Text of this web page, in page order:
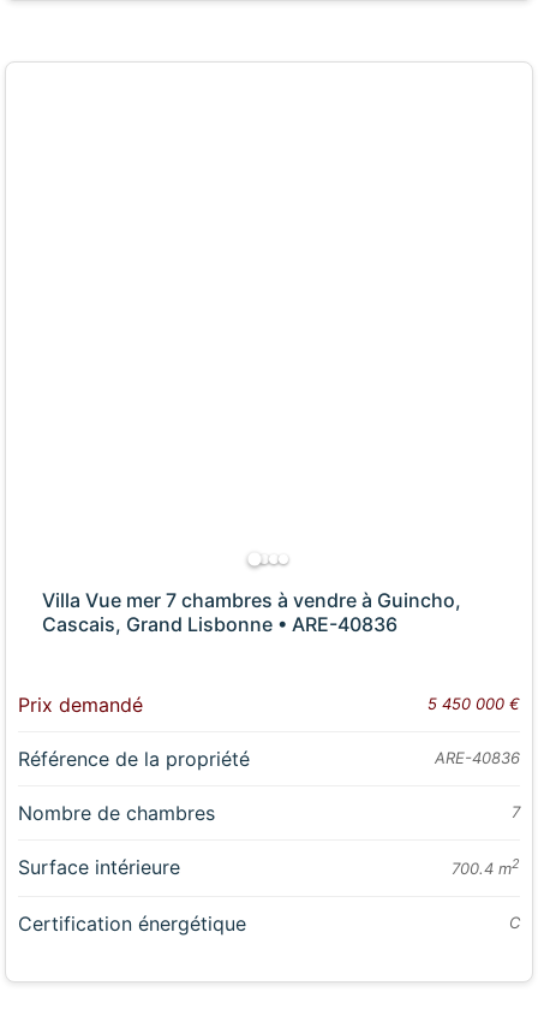
Villa Vue mer 7 chambres à vendre à Guincho,
Cascais, Grand Lisbonne • ARE-40836
Prix demandé 5 450 000 €
Référence de la propriété ARE-40836
Nombre de chambres 7
Surface intérieure 700.4 m2
Certification énergétique C